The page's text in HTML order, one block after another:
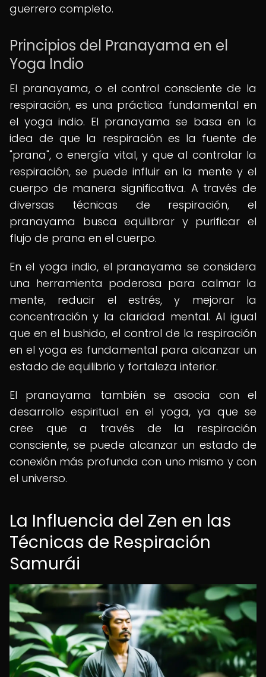
guerrero completo.
Principios del Pranayama en el
Yoga Indio
El pranayama, o el control consciente de la
respiración, es una práctica fundamental en
el yoga indio. El pranayama se basa en la
idea de que la respiración es la fuente de
"prana", o energía vital, y que al controlar la
respiración, se puede influir en la mente y el
cuerpo de manera significativa. A través de
diversas técnicas de respiración, el
pranayama busca equilibrar y purificar el
flujo de prana en el cuerpo.
En el yoga indio, el pranayama se considera
una herramienta poderosa para calmar la
mente, reducir el estrés, y mejorar la
concentración y la claridad mental. Al igual
que en el bushido, el control de la respiración
en el yoga es fundamental para alcanzar un
estado de equilibrio y fortaleza interior.
El pranayama también se asocia con el
desarrollo espiritual en el yoga, ya que se
cree que a través de la respiración
consciente, se puede alcanzar un estado de
conexión más profunda con uno mismo y con
el universo.
La Influencia del Zen en las
Técnicas de Respiración
Samurái